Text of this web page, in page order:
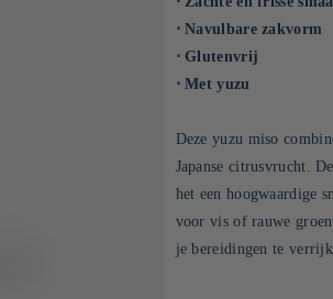
⋅ Navulbare zakvorm
⋅ Glutenvrij
⋅ Met yuzu
Deze yuzu miso
Japanse citrusvrucht.
het een hoogwaardige
voor vis of rauwe
je bereidingen te